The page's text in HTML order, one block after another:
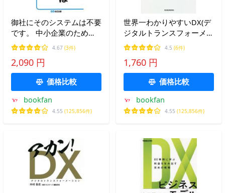
御社にそのシステムは不要
です。 中小企業のため
の“失敗しない”IT戦略/四宮
靖隆
4.67 (3件)
2,090 円
価格比較
bookfan
4.55 (125,856件)
世界一わかりやすいDX(デ
ジタルトランスフォーメー
ション)入門 GAFAな働き方
を普通の日本の会社でやっ
てみた。/各務茂雄
4.5 (6件)
1,760 円
価格比較
bookfan
4.55 (125,856件)